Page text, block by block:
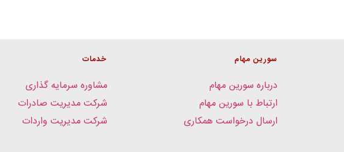
سورین مهام
درباره سورین مهام
ارتباط با سورین مهام
ارسال درخواست همکاری
خدمات
مشاوره سرمایه گذاری
شرکت مدیریت صادرات
شرکت مدیریت واردات